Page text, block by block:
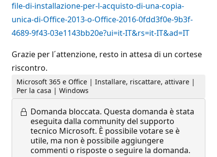
file-di-installazione-per-l-acquisto-di-una-copia-
unica-di-Office-2013-o-Office-2016-0fdd3f0e-9b3f-
4689-9f43-03e1143bb20e?ui=it-IT&rs=it-IT&ad=IT
Grazie per l´attenzione, resto in attesa di un cortese
riscontro.
Microsoft 365 e Office | Installare, riscattare, attivare |
Per la casa | Windows
Domanda bloccata. Questa domanda è stata
eseguita dalla community del supporto
tecnico Microsoft. È possibile votare se è
utile, ma non è possibile aggiungere
commenti o risposte o seguire la domanda.